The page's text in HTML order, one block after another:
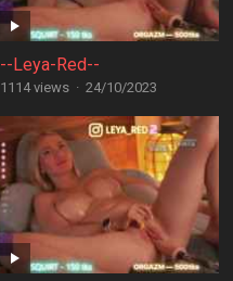
--Leya-Red--
1114 views · 24/10/2023